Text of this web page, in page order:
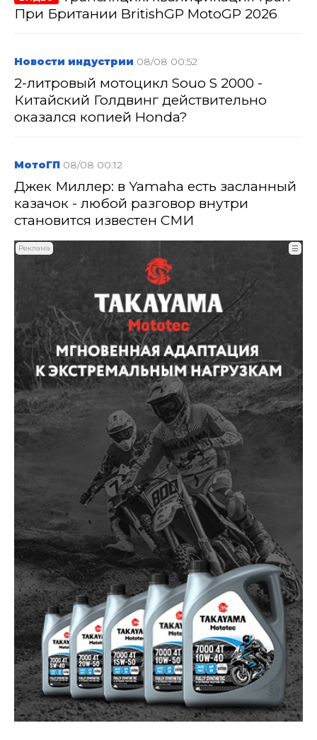
При Британии BritishGP MotoGP 2026
Новости индустрии 08/08 00:52
2-литровый мотоцикл Souo S 2000 -
Китайский Голдвинг действительно
оказался копией Honda?
МотоГП 08/08 00:12
Джек Миллер: в Yamaha есть засланный
казачок - любой разговор внутри
становится известен СМИ
Реклама ☰